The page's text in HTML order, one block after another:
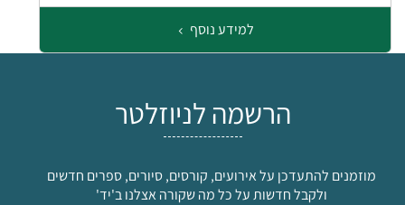
למידע נוסף
הרשמה לניוזלטר
מוזמנים להתעדכן על אירועים, קורסים, סיורים, ספרים חדשים
ולקבל חדשות על כל מה שקורה אצלנו ב'יד'